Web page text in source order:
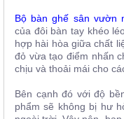
Bộ bàn ghế sân vườn
của đôi bàn tay khéo
hợp hài hòa giữa chất
đỏ vừa tạo điểm nhấn
chịu và thoải mái cho
Bên cạnh đó với độ
phẩm sẽ không bị hư